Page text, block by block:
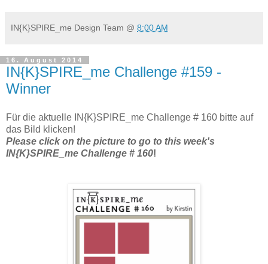
IN{K}SPIRE_me Design Team @ 8:00 AM
16. August 2014
IN{K}SPIRE_me Challenge #159 -
Winner
Für die aktuelle IN{K}SPIRE_me Challenge # 160 bitte auf
das Bild klicken!
Please click on the picture to go to this week's
IN{K}SPIRE_me Challenge # 160!